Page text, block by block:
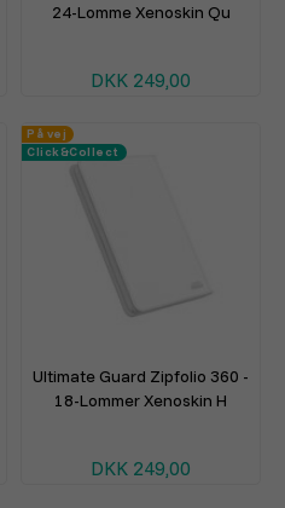
24-Lomme Xenoskin Qu
DKK 249,00
På vej
Click&Collect
Ultimate Guard Zipfolio 360 -
18-Lommer Xenoskin H
DKK 249,00